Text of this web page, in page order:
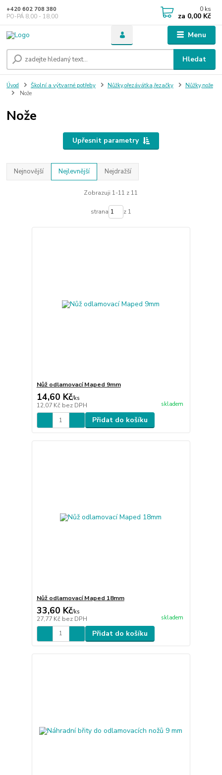
Menu
Hledat
+420 602 708 380
PO-PÁ 8,00 - 18,00
0 ks
za 0,00 Kč
Úvod Školní a výtvarné potřeby Nůžky,ořezávátka,řezačky
Nůžky,nože
Nože
Nože
Upřesnit parametry
Nejnovější Nejlevnější Nejdražší
Zobrazuji 1-11 z 11
strana z 1
Nůž odlamovací Maped 9mm
14,60 Kč/ks
12,07 Kč bez DPH skladem
Přidat do košíku
Nůž odlamovací Maped 18mm
33,60 Kč/ks
27,77 Kč bez DPH skladem
Přidat do košíku